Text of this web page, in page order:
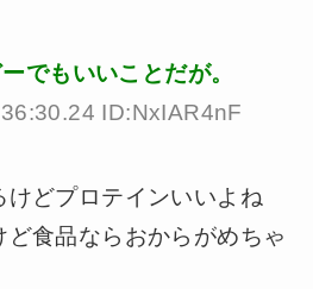
でもいいことだが。
ID:NxIAR4nF
けどプロテインいいよね
ど食品ならおからがめちゃ